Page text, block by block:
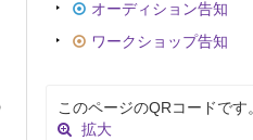
オーディション告知
ワークショップ告知
このページのQRコードです。
拡大